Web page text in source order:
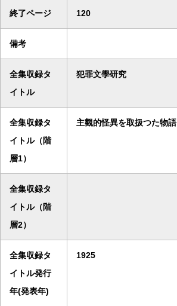
終了ページ 120
備考
全集収録タ
イトル
犯罪文學研究
全集収録タ
イトル（階
層1）
主觀的怪異を取扱つた物語
全集収録タ
イトル（階
層2）
全集収録タ
イトル発行
年(発表年)
1925